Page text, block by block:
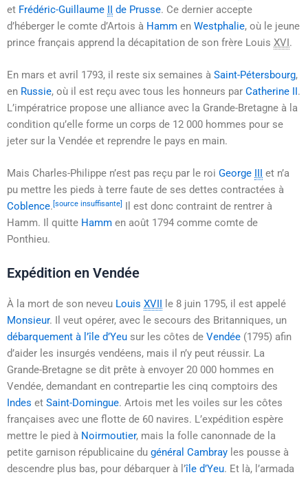
et Frédéric-Guillaume II de Prusse. Ce dernier accepte
d’héberger le comte d’Artois à Hamm en Westphalie, où le jeune
prince français apprend la décapitation de son frère Louis XVI.
En mars et avril 1793, il reste six semaines à Saint-Pétersbourg,
en Russie, où il est reçu avec tous les honneurs par Catherine II.
L’impératrice propose une alliance avec la Grande-Bretagne à la
condition qu’elle forme un corps de 12 000 hommes pour se
jeter sur la Vendée et reprendre le pays en main.
Mais Charles-Philippe n’est pas reçu par le roi George III et n’a
pu mettre les pieds à terre faute de ses dettes contractées à
Coblence.[source insuffisante] Il est donc contraint de rentrer à
Hamm. Il quitte Hamm en août 1794 comme comte de
Ponthieu.
Expédition en Vendée
À la mort de son neveu Louis XVII le 8 juin 1795, il est appelé
Monsieur. Il veut opérer, avec le secours des Britanniques, un
débarquement à l’île d’Yeu sur les côtes de Vendée (1795) afin
d’aider les insurgés vendéens, mais il n’y peut réussir. La
Grande-Bretagne se dit prête à envoyer 20 000 hommes en
Vendée, demandant en contrepartie les cinq comptoirs des
Indes et Saint-Domingue. Artois met les voiles sur les côtes
françaises avec une flotte de 60 navires. L’expédition espère
mettre le pied à Noirmoutier, mais la folle canonnade de la
petite garnison républicaine du général Cambray les pousse à
descendre plus bas, pour débarquer à l’île d’Yeu. Et là, l’armada